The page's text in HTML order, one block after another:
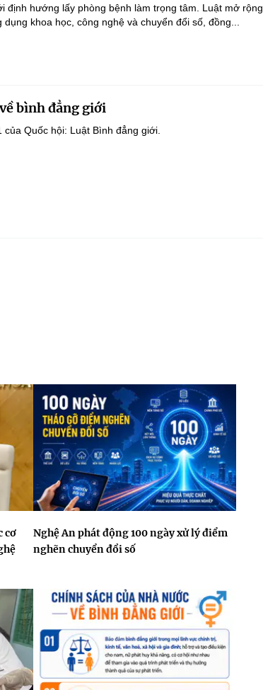
định hướng lấy phòng bệnh làm trọng tâm. Luật mở rộng
khoa học, công nghệ và chuyển đổi số, đồng...
bình đẳng giới
Quốc hội: Luật Bình đẳng giới.
cơ
Nghệ An phát động 100 ngày xử lý điểm
nghẽn chuyển đổi số